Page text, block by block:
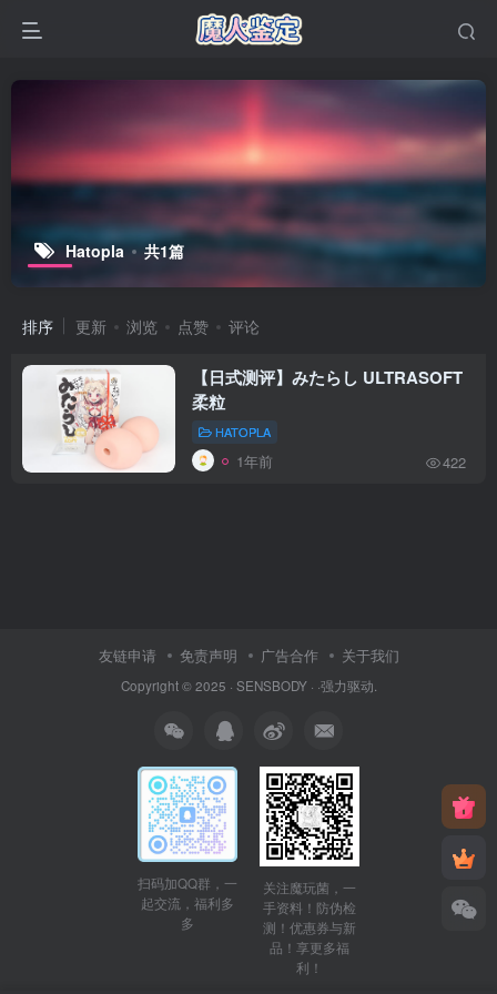
Hatopla 共1篇
排序 更新 浏览 点赞 评论
【日式测评】みたらし ULTRASOFT
柔粒
HATOPLA
1年前 422
友链申请 免责声明 广告合作 关于我们
Copyright © 2025 · SENSBODY· ·强力驱动.
扫码加QQ群，一
起交流，福利多
多
关注魔玩菌，一
手资料！防伪检
测！优惠券与新
品！享更多福
利！